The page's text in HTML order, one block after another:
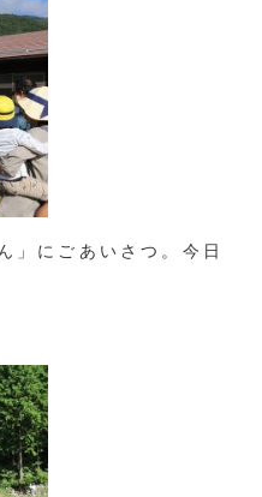
」にごあいさつ。今日